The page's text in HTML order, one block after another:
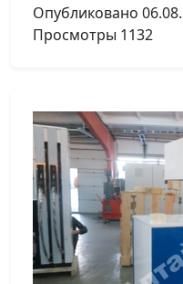
Опубликовано
Просмотры 1132